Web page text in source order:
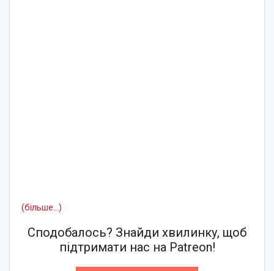
(більше…)
Сподобалось? Знайди хвилинку, щоб
підтримати нас на Patreon!